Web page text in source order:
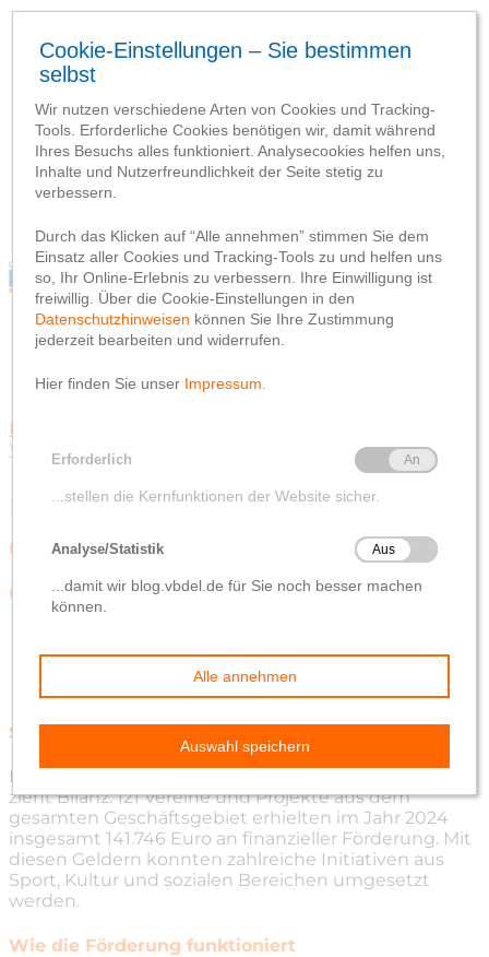
Blog
Webseite
Datenschutzhinweis
Impressum
Blog
Webseite
Impressum
Delmenhorst
Wildeshausen
Förderbilanz 2024:
Gemeinsam mehr
erreichen
Starke Unterstützung für die Region
Die Volksbank eG Oldenburg-Land Delmenhorst
zieht Bilanz: 121 Vereine und Projekte aus dem
gesamten Geschäftsgebiet erhielten im Jahr 2024
insgesamt 141.746 Euro an finanzieller Förderung. Mit
diesen Geldern konnten zahlreiche Initiativen aus
Sport, Kultur und sozialen Bereichen umgesetzt
werden.
Wie die Förderung funktioniert